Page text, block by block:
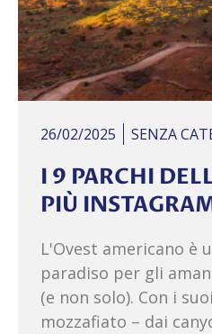
26/02/2025 SENZA
I 9 PARCHI
PIÙ
L'Ovest americano è
paradiso per gli
(e non solo). Con i
mozzafiato – dai